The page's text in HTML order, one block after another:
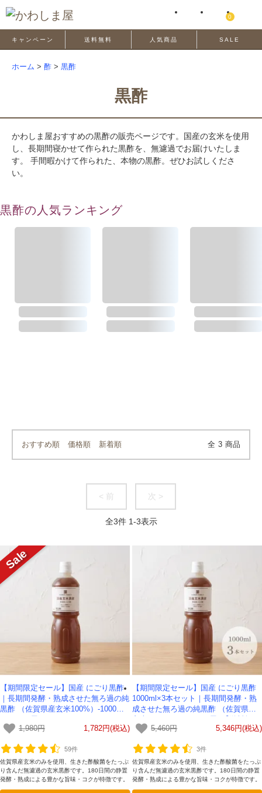
0
キャンペーン 送料無料 人気商品 SALE
ホーム > 酢 > 黒酢
黒酢
かわしま屋おすすめの黒酢の販売ページです。国産の玄米を使用
し、長期間寝かせて作られた黒酢を、無濾過でお届けいたしま
す。 手間暇かけて作られた、本物の黒酢。ぜひお試しくださ
い。
黒酢の人気ランキング
おすすめ順 価格順 新着順 全 3 商品
< 前 次 >
全3件 1-3表示
【期間限定セール】国産 にごり黒酢
｜長期間発酵・熟成させた無ろ過の純
黒酢 （佐賀県産玄米100%）-1000ml-
1,980円
1,782円(税込)
59件
佐賀県産玄米のみを使用、生きた酢酸菌をたっぷ
り含んだ無濾過の玄米黒酢です。180日間の静置
発酵・熟成による豊かな旨味・コクが特徴です。
【期間限定セール】国産 にごり黒酢
1000ml×3本セット｜長期間発酵・熟
成させた無ろ過の純黒酢 （佐賀県産
料】 5,460円 5,346円(税込)
3件
佐賀県産玄米のみを使用、生きた酢酸菌をたっぷ
り含んだ無濾過の玄米黒酢です。180日間の静置
発酵・熟成による豊かな旨味・コクが特徴です。